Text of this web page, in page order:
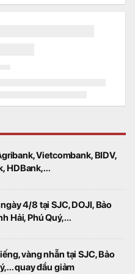
Vietcombank, BIDV,
HDBank,...
4/8 tại SJC, DOJI, Bảo
Hải, Phú Quý,...
vàng nhẫn tại SJC, Bảo
quay đầu giảm